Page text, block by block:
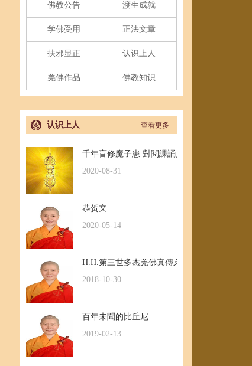
佛教公告 渡生成就
学佛受用 正法文章
扶邪显正 认识上人
羌佛作品 佛教知识
认识上人 查看更多
千年盲修魔子患 對閱課誦見邪惡
2020-08-31
恭贺文
2020-05-14
H.H.第三世多杰羌佛真傳弟子 – 聖德釋證達教
2018-10-30
百年未聞的比丘尼
2019-02-13